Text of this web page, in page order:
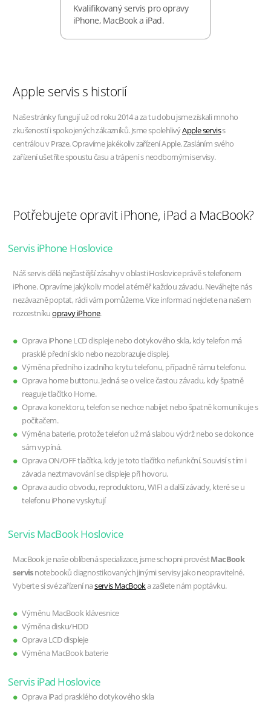
Kvalifikovaný servis pro opravy
iPhone, MacBook a iPad.
Apple servis s historií
Naše stránky fungují už od roku 2014 a za tu dobu jsme získali mnoho
zkušeností i spokojených zákazníků. Jsme spolehlivýApple serviss
centrálou v Praze. Opravíme jakékoliv zařízení Apple. Zasláním svého
zařízení ušetříte spoustu času a trápení s neodbornými servisy.
Potřebujete opravit iPhone, iPad a MacBook?
Servis iPhone Hoslovice
Náš servis dělá nejčastější zásahy v oblasti Hoslovice právě s telefonem
iPhone. Opravíme jakýkoliv model a téměř každou závadu. Neváhejte nás
nezávazně poptat, rádi vám pomůžeme. Více informací nejdete na našem
rozcestníkuopravy iPhone.
Oprava iPhone LCD displeje nebo dotykového skla, kdy telefon má
prasklé přední sklo nebo nezobrazuje displej.
Výměna předního i zadního krytu telefonu, případně rámu telefonu.
Oprava home buttonu. Jedná se o velice častou závadu, kdy špatně
reaguje tlačítko Home.
Oprava konektoru, telefon se nechce nabíjet nebo špatně komunikuje s
počítačem.
Výměna baterie, protože telefon už má slabou výdrž nebo se dokonce
sám vypíná.
Oprava ON/OFF tlačítka, kdy je toto tlačítko nefunkční. Souvisí s tím i
závada neztmavování se displeje při hovoru.
Oprava audio obvodu, reproduktoru, WIFI a další závady, které se u
telefonu iPhone vyskytují
Servis MacBook Hoslovice
MacBook je naše oblíbená specializace, jsme schopni provéstMacBook
servisnotebooků diagnostikovaných jinými servisy jako neopravitelné.
Vyberte si své zařízení naservis MacBooka zašlete nám poptávku.
Výměnu MacBook klávesnice
Výměna disku/HDD
Oprava LCD displeje
Výměna MacBook baterie
Servis iPad Hoslovice
Oprava iPad prasklého dotykového skla